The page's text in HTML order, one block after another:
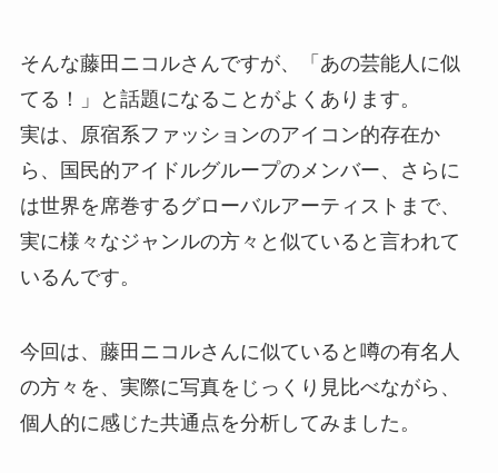
そんな藤田ニコルさんですが、「あの芸能人に似
てる！」と話題になることがよくあります。
実は、原宿系ファッションのアイコン的存在か
ら、国民的アイドルグループのメンバー、さらに
は世界を席巻するグローバルアーティストまで、
実に様々なジャンルの方々と似ていると言われて
いるんです。
今回は、藤田ニコルさんに似ていると噂の有名人
の方々を、実際に写真をじっくり見比べながら、
個人的に感じた共通点を分析してみました。